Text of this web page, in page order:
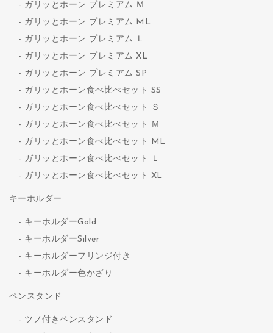
ガリッとホーン プレミアム Ｍ
ガリッとホーン プレミアム ML
ガリッとホーン プレミアム Ｌ
ガリッとホーン プレミアム XL
ガリッとホーン プレミアム SP
ガリッとホーン食べ比べセット SS
ガリッとホーン食べ比べセット Ｓ
ガリッとホーン食べ比べセット Ｍ
ガリッとホーン食べ比べセット ML
ガリッとホーン食べ比べセット Ｌ
ガリッとホーン食べ比べセット XL
キーホルダー
キーホルダーGold
キーホルダーSilver
キーホルダーフリンジ付き
キーホルダー色かざり
ペンスタンド
ツノ付きペンスタンド